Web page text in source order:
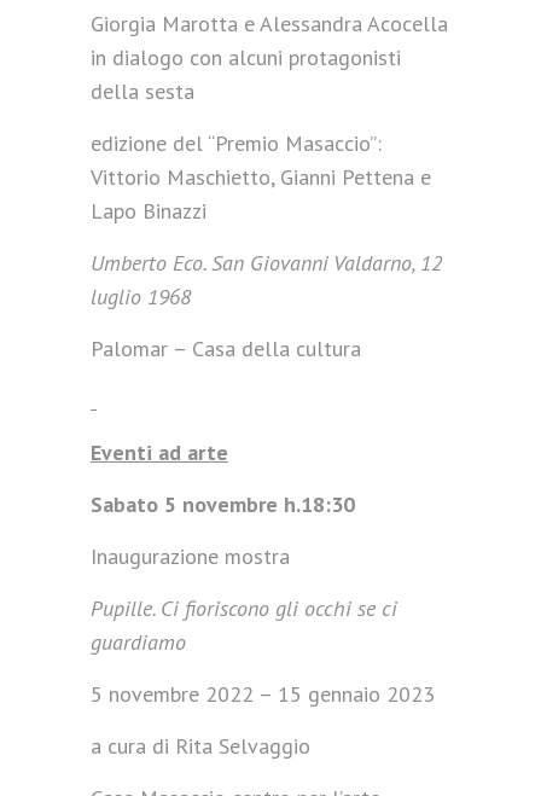
Giorgia Marotta e Alessandra Acocella
in dialogo con alcuni protagonisti
della sesta
edizione del “Premio Masaccio”:
Vittorio Maschietto, Gianni Pettena e
Lapo Binazzi
Umberto Eco. San Giovanni Valdarno, 12
luglio 1968
Palomar – Casa della cultura
Eventi ad arte
Sabato 5 novembre h.18:30
Inaugurazione mostra
Pupille. Ci fioriscono gli occhi se ci
guardiamo
5 novembre 2022 – 15 gennaio 2023
a cura di Rita Selvaggio